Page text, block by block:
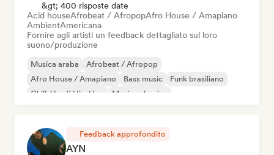
&gt; 400 risposte date
Acid houseAfrobeat / AfropopAfro House / Amapiano
AmbientAmericana
Fornire agli artisti un feedback dettagliato sul loro
suono/produzione
Musica araba
Afrobeat / Afropop
Afro House / Amapiano
Bass music
Funk brasiliano
Chill / Lo-fi Hip-Hop
Musica classica
Feedback approfondito
AYN